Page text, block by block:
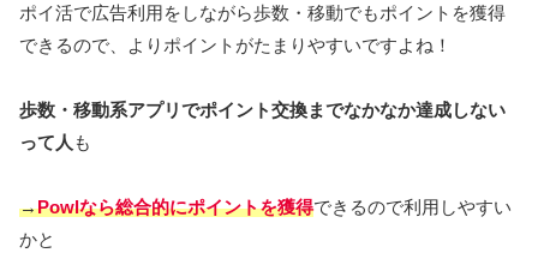
ポイ活で広告利用をしながら歩数・移動でもポイントを獲得
できるので、よりポイントがたまりやすいですよね！
歩数・移動系アプリでポイント交換までなかなか達成しない
って人 も
→Powlなら総合的にポイントを獲得できるので利用しやすい
かと